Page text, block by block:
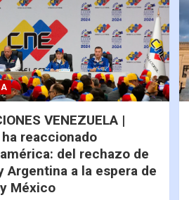
VENEZUELA |
reaccionado
del rechazo de
Argentina a la espera de
México